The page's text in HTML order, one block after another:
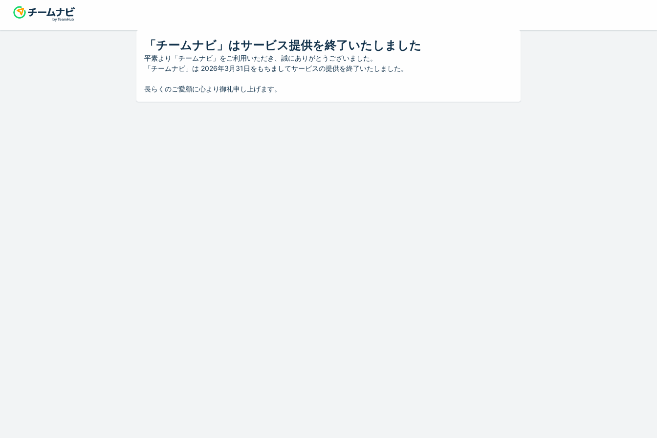
「チームナビ」はサービス提供を終了いたしました
平素より「チームナビ」をご利用いただき、誠にありがとうございました。
「チームナビ」は 2026年3月31日をもちましてサービスの提供を終了いたしました。
長らくのご愛顧に心より御礼申し上げます。